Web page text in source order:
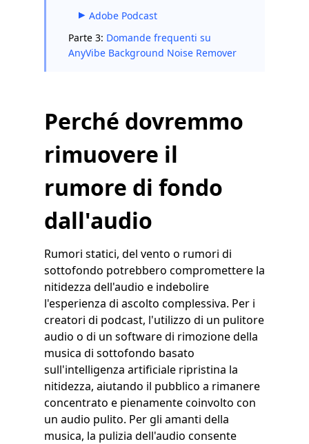
Adobe Podcast
Parte 3: Domande frequenti su
AnyVibe Background Noise Remover
Perché dovremmo
rimuovere il
rumore di fondo
dall'audio
Rumori statici, del vento o rumori di
sottofondo potrebbero compromettere la
nitidezza dell'audio e indebolire
l'esperienza di ascolto complessiva. Per i
creatori di podcast, l'utilizzo di un pulitore
audio o di un software di rimozione della
musica di sottofondo basato
sull'intelligenza artificiale ripristina la
nitidezza, aiutando il pubblico a rimanere
concentrato e pienamente coinvolto con
un audio pulito. Per gli amanti della
musica, la pulizia dell'audio consente